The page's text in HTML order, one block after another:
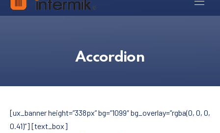
Accordion
[ux_banner height=”338px” bg=”1099″ bg_overlay=”rgba(0, 0, 0,
0.41)”] [text_box]